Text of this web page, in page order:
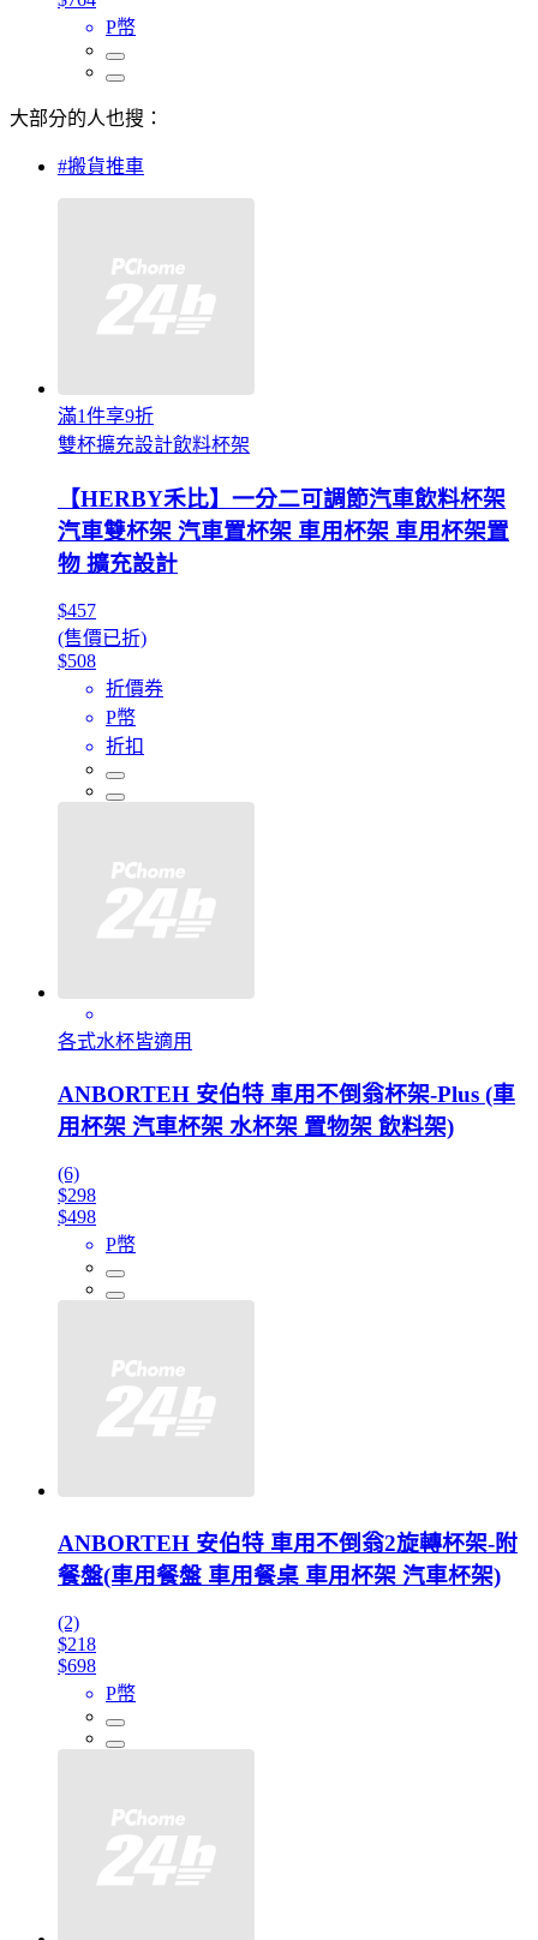
P幣
大部分的人也搜：
#搬貨推車
滿1件享9折
雙杯擴充設計飲料杯架
【HERBY禾比】一分二可調節汽車飲料杯架
汽車雙杯架 汽車置杯架 車用杯架 車用杯架置
物 擴充設計
$457
(售價已折)
$508
折價券
P幣
折扣
各式水杯皆適用
ANBORTEH 安伯特 車用不倒翁杯架-Plus (車
用杯架 汽車杯架 水杯架 置物架 飲料架)
(6)
$298
$498
P幣
ANBORTEH 安伯特 車用不倒翁2旋轉杯架-附
餐盤(車用餐盤 車用餐桌 車用杯架 汽車杯架)
(2)
$218
$698
P幣